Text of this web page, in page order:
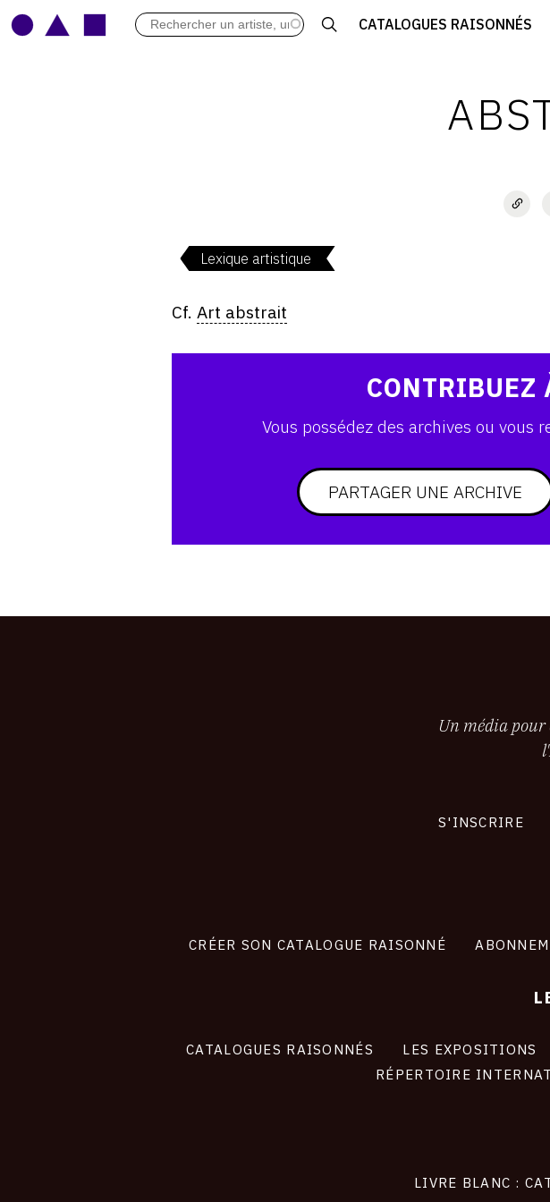
CATALOGUES RAISONNÉS
ARCHIVES DES EXPOSITIONS
CRÉER
Lexique artistique
Cf. Art abstrait
CONTRIBUEZ
Vous possédez des archives ou vous
PARTAGER UNE ARCHIVE
Un média pour
S'INSCRIRE
CRÉER SON CATALOGUE RAISONNÉ
CATALOGUES RAISONNÉS LES EXPOSITIONS
RÉPERTOIRE
LIVRE BLANC :